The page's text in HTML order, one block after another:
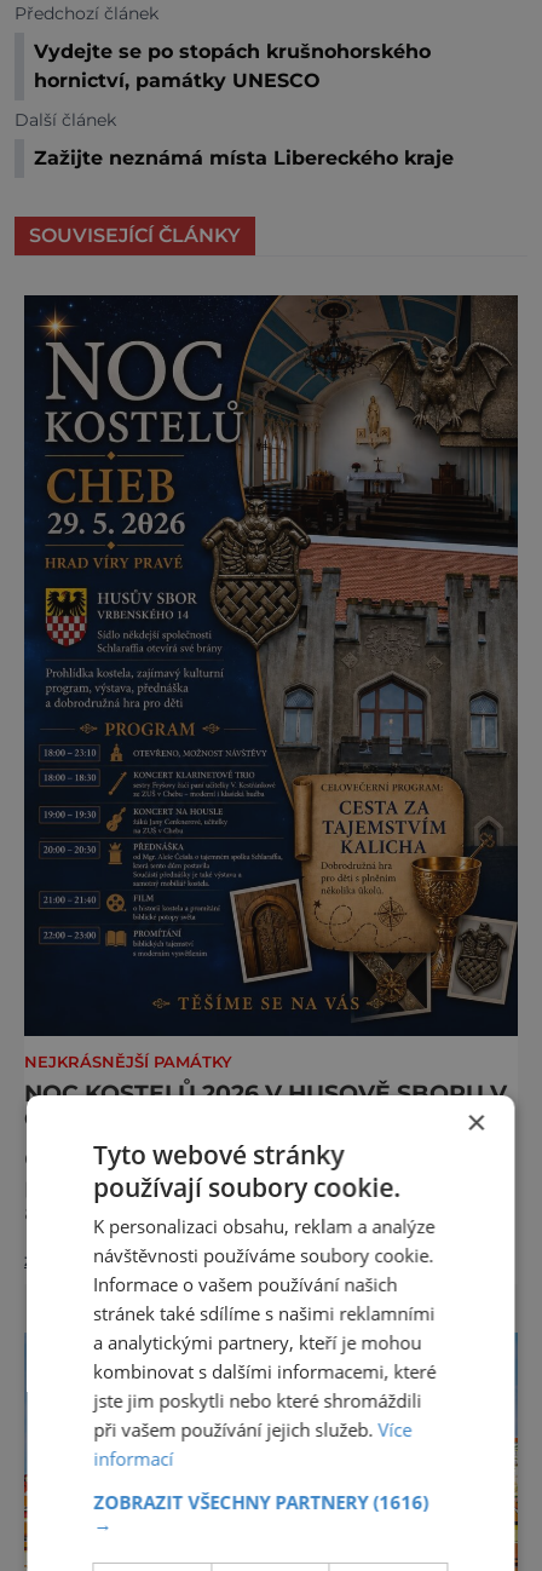
Předchozí článek
Vydejte se po stopách krušnohorského
hornictví, památky UNESCO
Další článek
Zažijte neznámá místa Libereckého kraje
SOUVISEJÍCÍ ČLÁNKY
NEJKRÁSNĚJŠÍ PAMÁTKY
NOC KOSTELŮ 2026 V HUSOVĚ SBORU V
CHEBU
Odhalte tajemství chebské Schlaraffie V
pátek 29. května 2026 se v rámci celostátní
akce Noc kostelů otevřou veřejnosti i místa,
která běžně zůstávají skrytá. Jedním z
nejzajímavějších bude bezesporu Husův
sbor Církve československé husitské v
Chebu (Vrbenského 14), který letos nabídne
večer plný historie, hudby, tajemství i
dobrodružství pro malé i velké návštěvníky.
Málokdo ví, že dnešní kos
zobrazit více >>
×
Tyto webové stránky
používají soubory cookie.
K personalizaci obsahu, reklam a analýze
návštěvnosti používáme soubory cookie.
Informace o vašem používání našich
stránek také sdílíme s našimi reklamními
a analytickými partnery, kteří je mohou
kombinovat s dalšími informacemi, které
jste jim poskytli nebo které shromáždili
při vašem používání jejich služeb.Více
informací
ZOBRAZIT VŠECHNY PARTNERY(1616)
→